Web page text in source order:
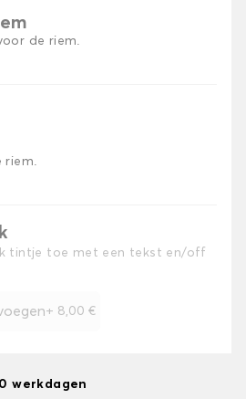
de riem.
riem.
tintje toe met een tekst en/off
+ 8,00 €
werkdagen